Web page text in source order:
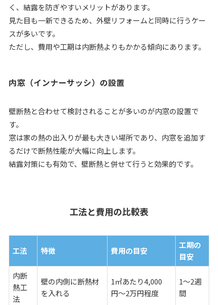
く、結露を防ぎやすいメリットがあります。
見た目も一新できるため、外壁リフォームと同時に行うケー
スが多いです。
ただし、費用や工期は内断熱よりもかかる傾向にあります。
内窓（インナーサッシ）の設置
壁断熱と合わせて検討されることが多いのが内窓の設置で
す。
窓は家の熱の出入りが最も大きい場所であり、内窓を追加す
るだけで断熱性能が大幅に向上します。
結露対策にも有効で、壁断熱と併せて行うと効果的です。
工法と費用の比較表
工法 特徴 費用の目安
工期の
目安
内断
熱工
法
壁の内側に断熱材
を入れる
1㎡あたり4,000
円〜2万円程度
1〜2週
間